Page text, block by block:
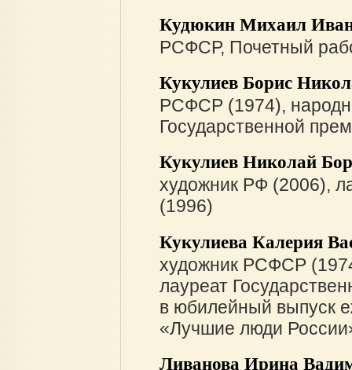
Кудюкин Михаил
РСФСР, Почетный
Кукулиев Борис
РСФСР (1974),
Государственной
Кукулиев Николай
художник РФ (2006),
(1996)
Кукулиева Калерия
художник РСФСР
лауреат
в юбилейный выпуск
«Лучшие люди
Ливанова Ирина